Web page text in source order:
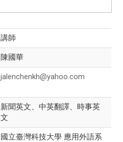
講師
陳國華
jalenchenkh@yahoo.com
新聞英文、中英翻譯、時事英
文
國立臺灣科技大學 應用外語系